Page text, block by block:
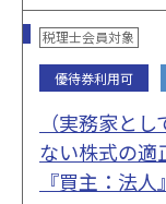
税理士会員対象
優待券利用可
（実務家と
ない株式の適
『買主：法人